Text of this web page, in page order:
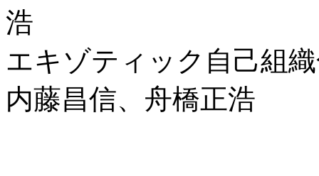
浩
エキゾティック自己組
内藤昌信、舟橋正浩